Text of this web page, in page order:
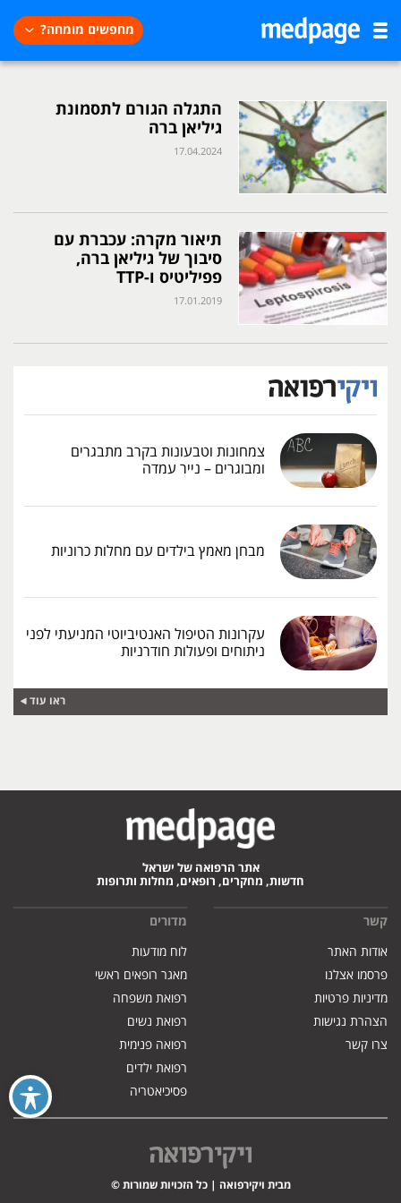
מחפשים מומחה?
התגלה הגורם לתסמונת
גיליאן ברה
17.04.2024
תיאור מקרה: עכברת עם
סיבוך של גיליאן ברה,
פפיליטיס ו-TTP
17.01.2019
צמחונות וטבעונות בקרב מתבגרים
ומבוגרים – נייר עמדה
מבחן מאמץ בילדים עם מחלות כרוניות
עקרונות הטיפול האנטיביוטי המניעתי לפני
ניתוחים ופעולות חודרניות
ראו עוד
אתר הרפואה של ישראל
חדשות, מחקרים, רופאים, מחלות ותרופות
קשר
אודות האתר
פרסמו אצלנו
מדיניות פרטיות
הצהרת נגישות
צרו קשר
מדורים
לוח מודעות
מאגר רופאים ראשי
רפואת משפחה
רפואת נשים
רפואה פנימית
רפואת ילדים
פסיכיאטריה
מבית ויקירפואה | כל הזכויות שמורות ©